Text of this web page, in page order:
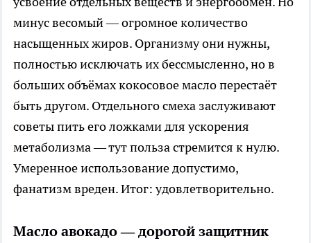
минус весомый — огромное количество
насыщенных жиров. Организму они нужны,
полностью исключать их бессмысленно, но в
больших объёмах кокосовое масло перестаёт
быть другом. Отдельного смеха заслуживают
советы пить его ложками для ускорения
метаболизма — тут польза стремится к нулю.
Умеренное использование допустимо,
фанатизм вреден. Итог: удовлетворительно.
Масло авокадо — дорогой защитник